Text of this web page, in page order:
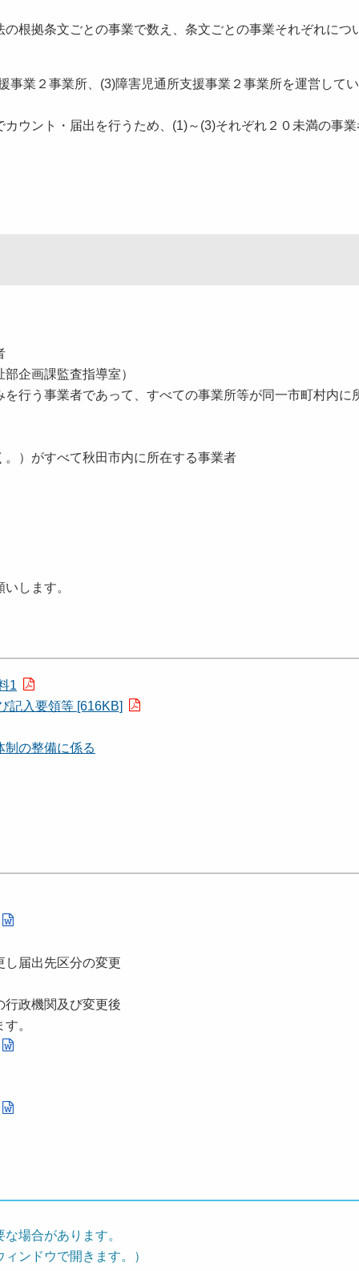
根拠条文ごとの事業で数え、条文ごとの事業それぞれにつ
事業２事業所、 (3)障害児通所支援事業２事業所を運営して
ウント・届出を行うため、 (1)～ (3)それぞれ２０未満の事
企画課監査指導室）
行う事業者であって、すべての事業所等が同一市町村内に
）がすべて秋田市内に所在する事業者
します。
1
記入要領等 [616KB]
制の整備に係る
更し届出先区分の変更
政機関及び変更後
。
場合があります。
ィンドウで開きます。）